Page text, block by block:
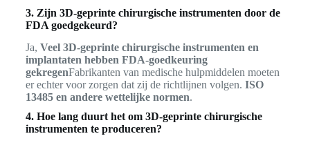
3. Zijn 3D-geprinte chirurgische instrumenten door de
FDA goedgekeurd?
Ja, Veel 3D-geprinte chirurgische instrumenten en
implantaten hebben FDA-goedkeuring
gekregenFabrikanten van medische hulpmiddelen moeten
er echter voor zorgen dat zij de richtlijnen volgen. ISO
13485 en andere wettelijke normen.
4. Hoe lang duurt het om 3D-geprinte chirurgische
instrumenten te produceren?